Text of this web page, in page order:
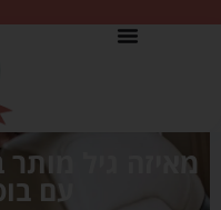
מאיזה גיל מותר
עם